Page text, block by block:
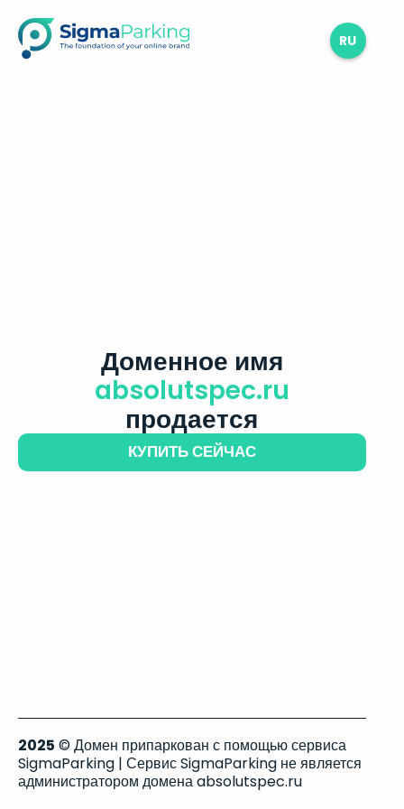
RU
Доменное имя
absolutspec.ru
продается
КУПИТЬ СЕЙЧАС
2025 © Домен припаркован с помощью сервиса
SigmaParking | Сервис SigmaParking не является
администратором домена absolutspec.ru